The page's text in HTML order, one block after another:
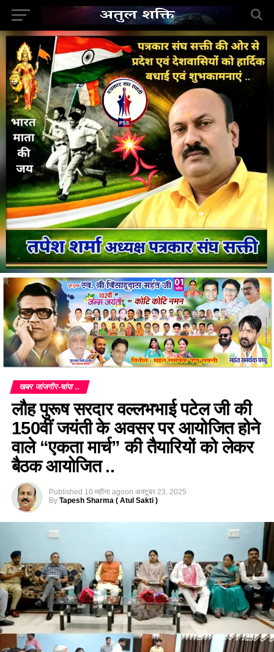
खबर जांजगीर-चांपा ..
लौह पुरूष सरदार वल्लभभाई पटेल जी की
150वीं जयंती के अवसर पर आयोजित होने
वाले “एकता मार्च” की तैयारियों को लेकर
बैठक आयोजित ..
Published 10 महीना agoon अक्टूबर 23, 2025
By Tapesh Sharma ( Atul Sakti )